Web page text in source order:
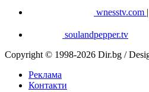
wnesstv.com |
soulandpepper.tv
Copyright © 1998-2026 Dir.bg /
Реклама
Контакти